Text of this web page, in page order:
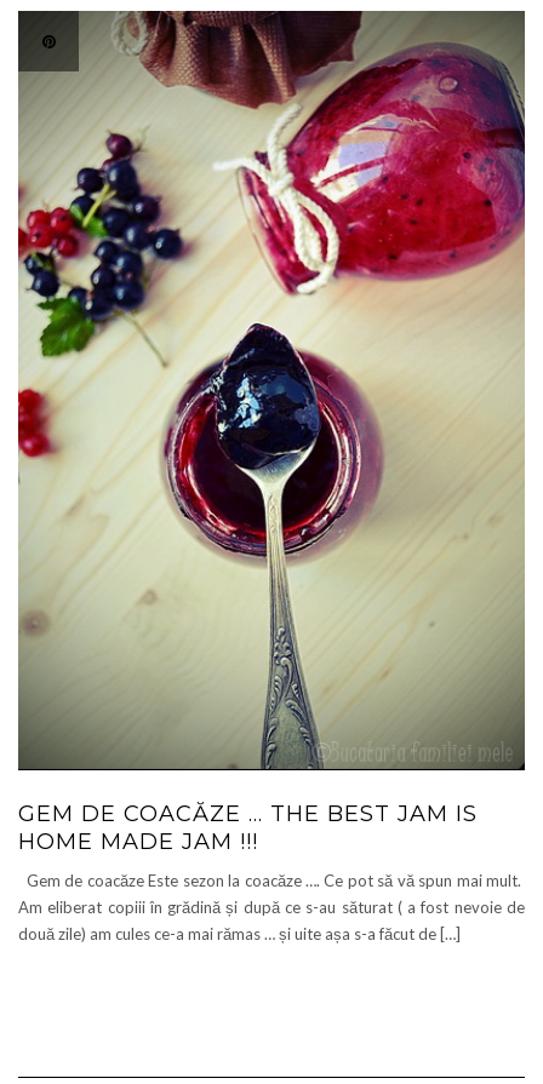
GEM DE COACĂZE … THE BEST JAM IS
HOME MADE JAM !!!
Gem de coacăze Este sezon la coacăze …. Ce pot să vă spun mai mult.
Am eliberat copiii în grădină și după ce s-au săturat ( a fost nevoie de
două zile) am cules ce-a mai rămas … și uite așa s-a făcut de […]